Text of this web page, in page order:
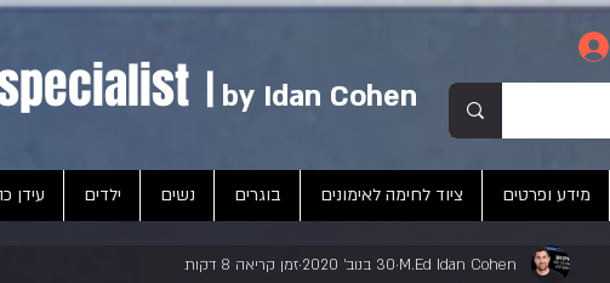
by Idan Cohen
מידע ופרטים ציוד לחימה לאימונים בוגרים נשים ילדים עידן
M.Ed Idan Cohen 30 בנוב׳ 2020 זמן קריאה 8 דקות